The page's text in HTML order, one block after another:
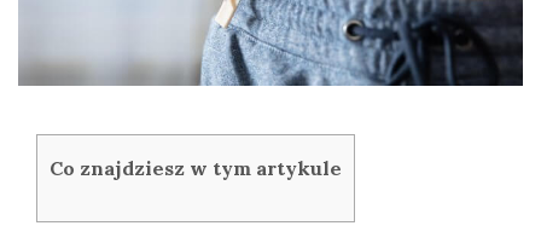
Co znajdziesz w tym artykule